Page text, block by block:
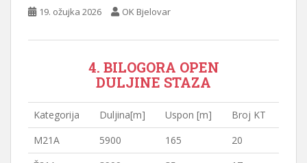
19. ožujka 2026 OK Bjelovar
4. BILOGORA OPEN
DULJINE STAZA
Kategorija Duljina[m] Uspon [m]
Broj KT
M21A
5900 165
20